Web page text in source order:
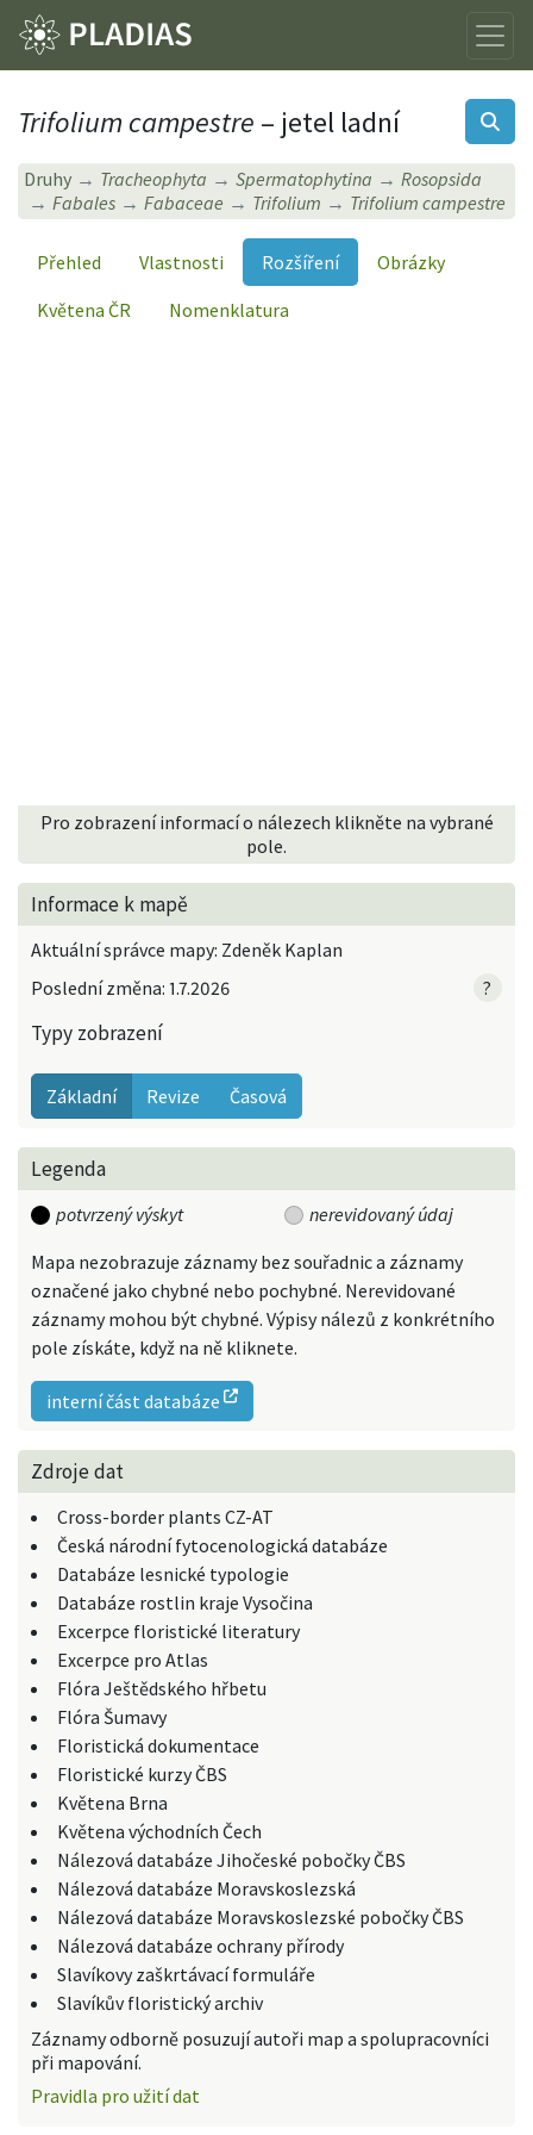
Trifolium campestre – jetel ladní
Druhy Tracheophyta Spermatophytina
Rosopsida
Fabales
Fabaceae Trifolium Trifolium campestre
Přehled Vlastnosti Rozšíření
Obrázky
Květena ČR
Nomenklatura
Pro zobrazení informací o nálezech klikněte na vybrané
pole.
Informace k mapě
Aktuální správce mapy: Zdeněk Kaplan
Poslední změna: 1.7.2026
?
Typy zobrazení
Základní Revize Časová
Legenda
potvrzený výskyt
nerevidovaný údaj
Mapa nezobrazuje záznamy bez souřadnic a záznamy
označené jako chybné nebo pochybné. Nerevidované
záznamy mohou být chybné. Výpisy nálezů z konkrétního
pole získáte, když na ně kliknete.
interní část databáze
Zdroje dat
Cross-border plants CZ-AT
Česká národní fytocenologická databáze
Databáze lesnické typologie
Databáze rostlin kraje Vysočina
Excerpce floristické literatury
Excerpce pro Atlas
Flóra Ještědského hřbetu
Flóra Šumavy
Floristická dokumentace
Floristické kurzy ČBS
Květena Brna
Květena východních Čech
Nálezová databáze Jihočeské pobočky ČBS
Nálezová databáze Moravskoslezská
Nálezová databáze Moravskoslezské pobočky ČBS
Nálezová databáze ochrany přírody
Slavíkovy zaškrtávací formuláře
Slavíkův floristický archiv
Záznamy odborně posuzují autoři map a spolupracovníci
při mapování.
Pravidla pro užití dat